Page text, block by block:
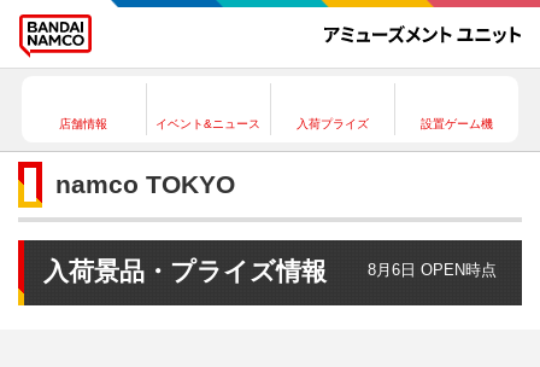
店舗情報 イベント&ニュース 入荷プライズ 設置ゲーム機
namco TOKYO
入荷景品・プライズ情報 8月6日 OPEN時点